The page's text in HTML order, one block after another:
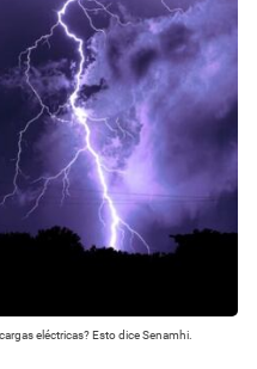
eléctricas? Esto dice Senamhi.